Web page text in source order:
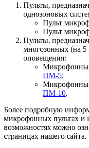
Пульты,
однозоновых
Пульт
Пульт
Пульты.
многозонных (на
оповещения:
ПМ-5;
ПМ-10.
Более подробную
микрофонных пультах и
возможностях можно
страницах нашего сайта.